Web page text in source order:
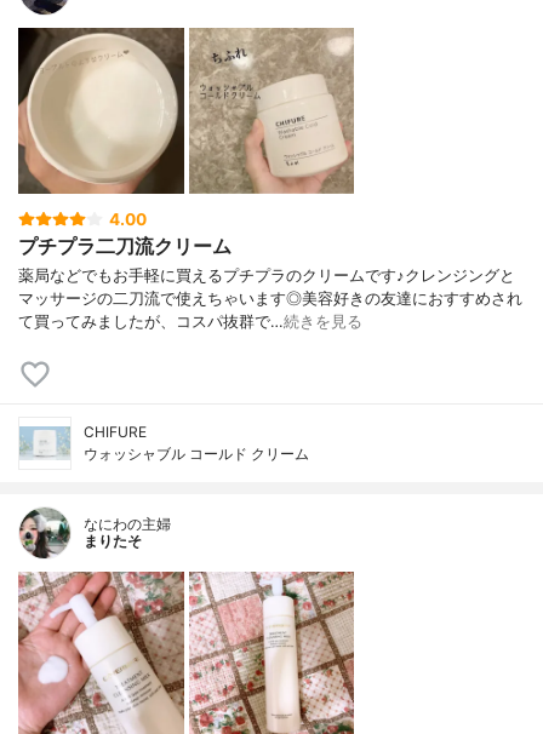
4.00
プチプラ二刀流クリーム
薬局などでもお手軽に買えるプチプラのクリームです♪クレンジングと
マッサージの二刀流で使えちゃいます◎美容好きの友達におすすめされ
て買ってみましたが、コスパ抜群で…続きを見る
CHIFURE
ウォッシャブル コールド クリーム
なにわの主婦
まりたそ